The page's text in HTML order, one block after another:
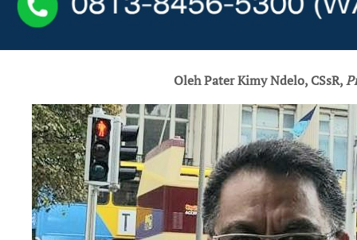
Oleh Pater Kimy Ndelo, CSsR,